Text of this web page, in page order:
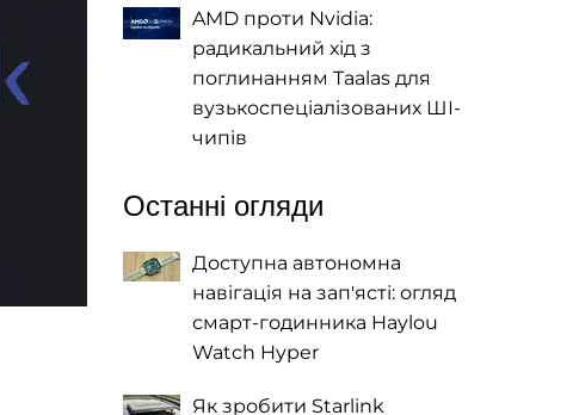
AMD проти Nvidia:
радикальний хід з
поглинанням Taalas для
вузькоспеціалізованих ШІ-
чипів
Останні огляди
Доступна автономна
навігація на зап'ясті: огляд
смарт-годинника Haylou
Watch Hyper
Як зробити Starlink